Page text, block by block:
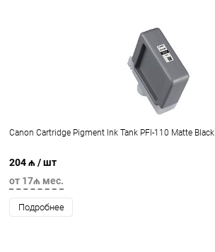
Canon Cartridge Pigment Ink Tank PFI-110 Matte Black
204 ₼ / шт
от 17₼ мес.
Подробнее